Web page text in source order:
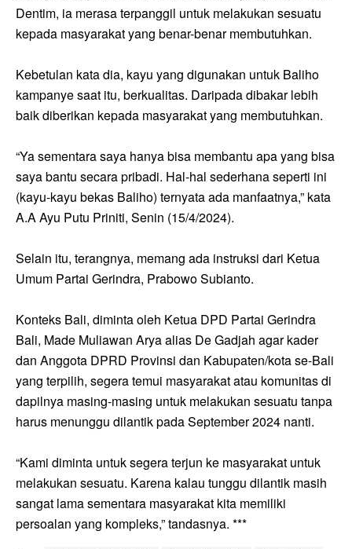
Dentim, ia merasa terpanggil untuk melakukan sesuatu
kepada masyarakat yang benar-benar membutuhkan.
Kebetulan kata dia, kayu yang digunakan untuk Baliho
kampanye saat itu, berkualitas. Daripada dibakar lebih
baik diberikan kepada masyarakat yang membutuhkan.
“Ya sementara saya hanya bisa membantu apa yang bisa
saya bantu secara pribadi. Hal-hal sederhana seperti ini
(kayu-kayu bekas Baliho) ternyata ada manfaatnya,” kata
A.A Ayu Putu Priniti, Senin (15/4/2024).
Selain itu, terangnya, memang ada instruksi dari Ketua
Umum Partai Gerindra, Prabowo Subianto.
Konteks Bali, diminta oleh Ketua DPD Partai Gerindra
Bali, Made Muliawan Arya alias De Gadjah agar kader
dan Anggota DPRD Provinsi dan Kabupaten/kota se-Bali
yang terpilih, segera temui masyarakat atau komunitas di
dapilnya masing-masing untuk melakukan sesuatu tanpa
harus menunggu dilantik pada September 2024 nanti.
“Kami diminta untuk segera terjun ke masyarakat untuk
melakukan sesuatu. Karena kalau tunggu dilantik masih
sangat lama sementara masyarakat kita memiliki
persoalan yang kompleks,” tandasnya. ***